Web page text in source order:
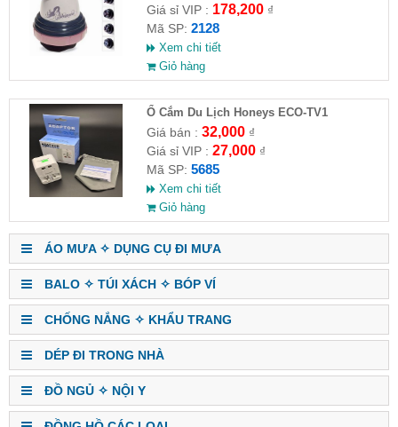
Giá sỉ VIP : 178,200₫
Mã SP: 2128
Xem chi tiết
Giỏ hàng
Ổ Cắm Du Lịch Honeys ECO-TV1
Giá bán : 32,000₫
Giá sỉ VIP : 27,000₫
Mã SP: 5685
Xem chi tiết
Giỏ hàng
ÁO MƯA ✧ DỤNG CỤ ĐI MƯA
BALO ✧ TÚI XÁCH ✧ BÓP VÍ
CHỐNG NẮNG ✧ KHẨU TRANG
DÉP ĐI TRONG NHÀ
ĐỒ NGỦ ✧ NỘI Y